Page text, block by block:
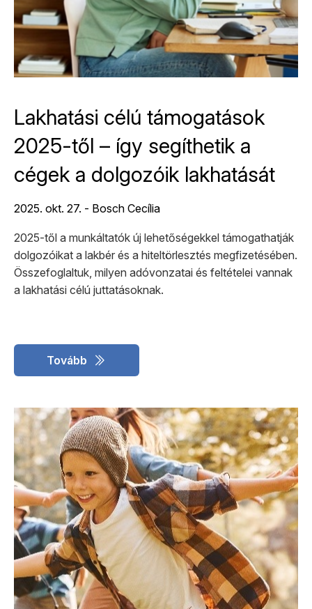
Lakhatási célú támogatások
2025-től – így segíthetik a
cégek a dolgozóik lakhatását
2025. okt. 27. - Bosch Cecília
2025-től a munkáltatók új lehetőségekkel támogathatják
dolgozóikat a lakbér és a hiteltörlesztés megfizetésében.
Összefoglaltuk, milyen adóvonzatai és feltételei vannak
a lakhatási célú juttatásoknak.
Tovább